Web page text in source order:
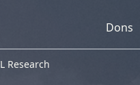
Dons
Research